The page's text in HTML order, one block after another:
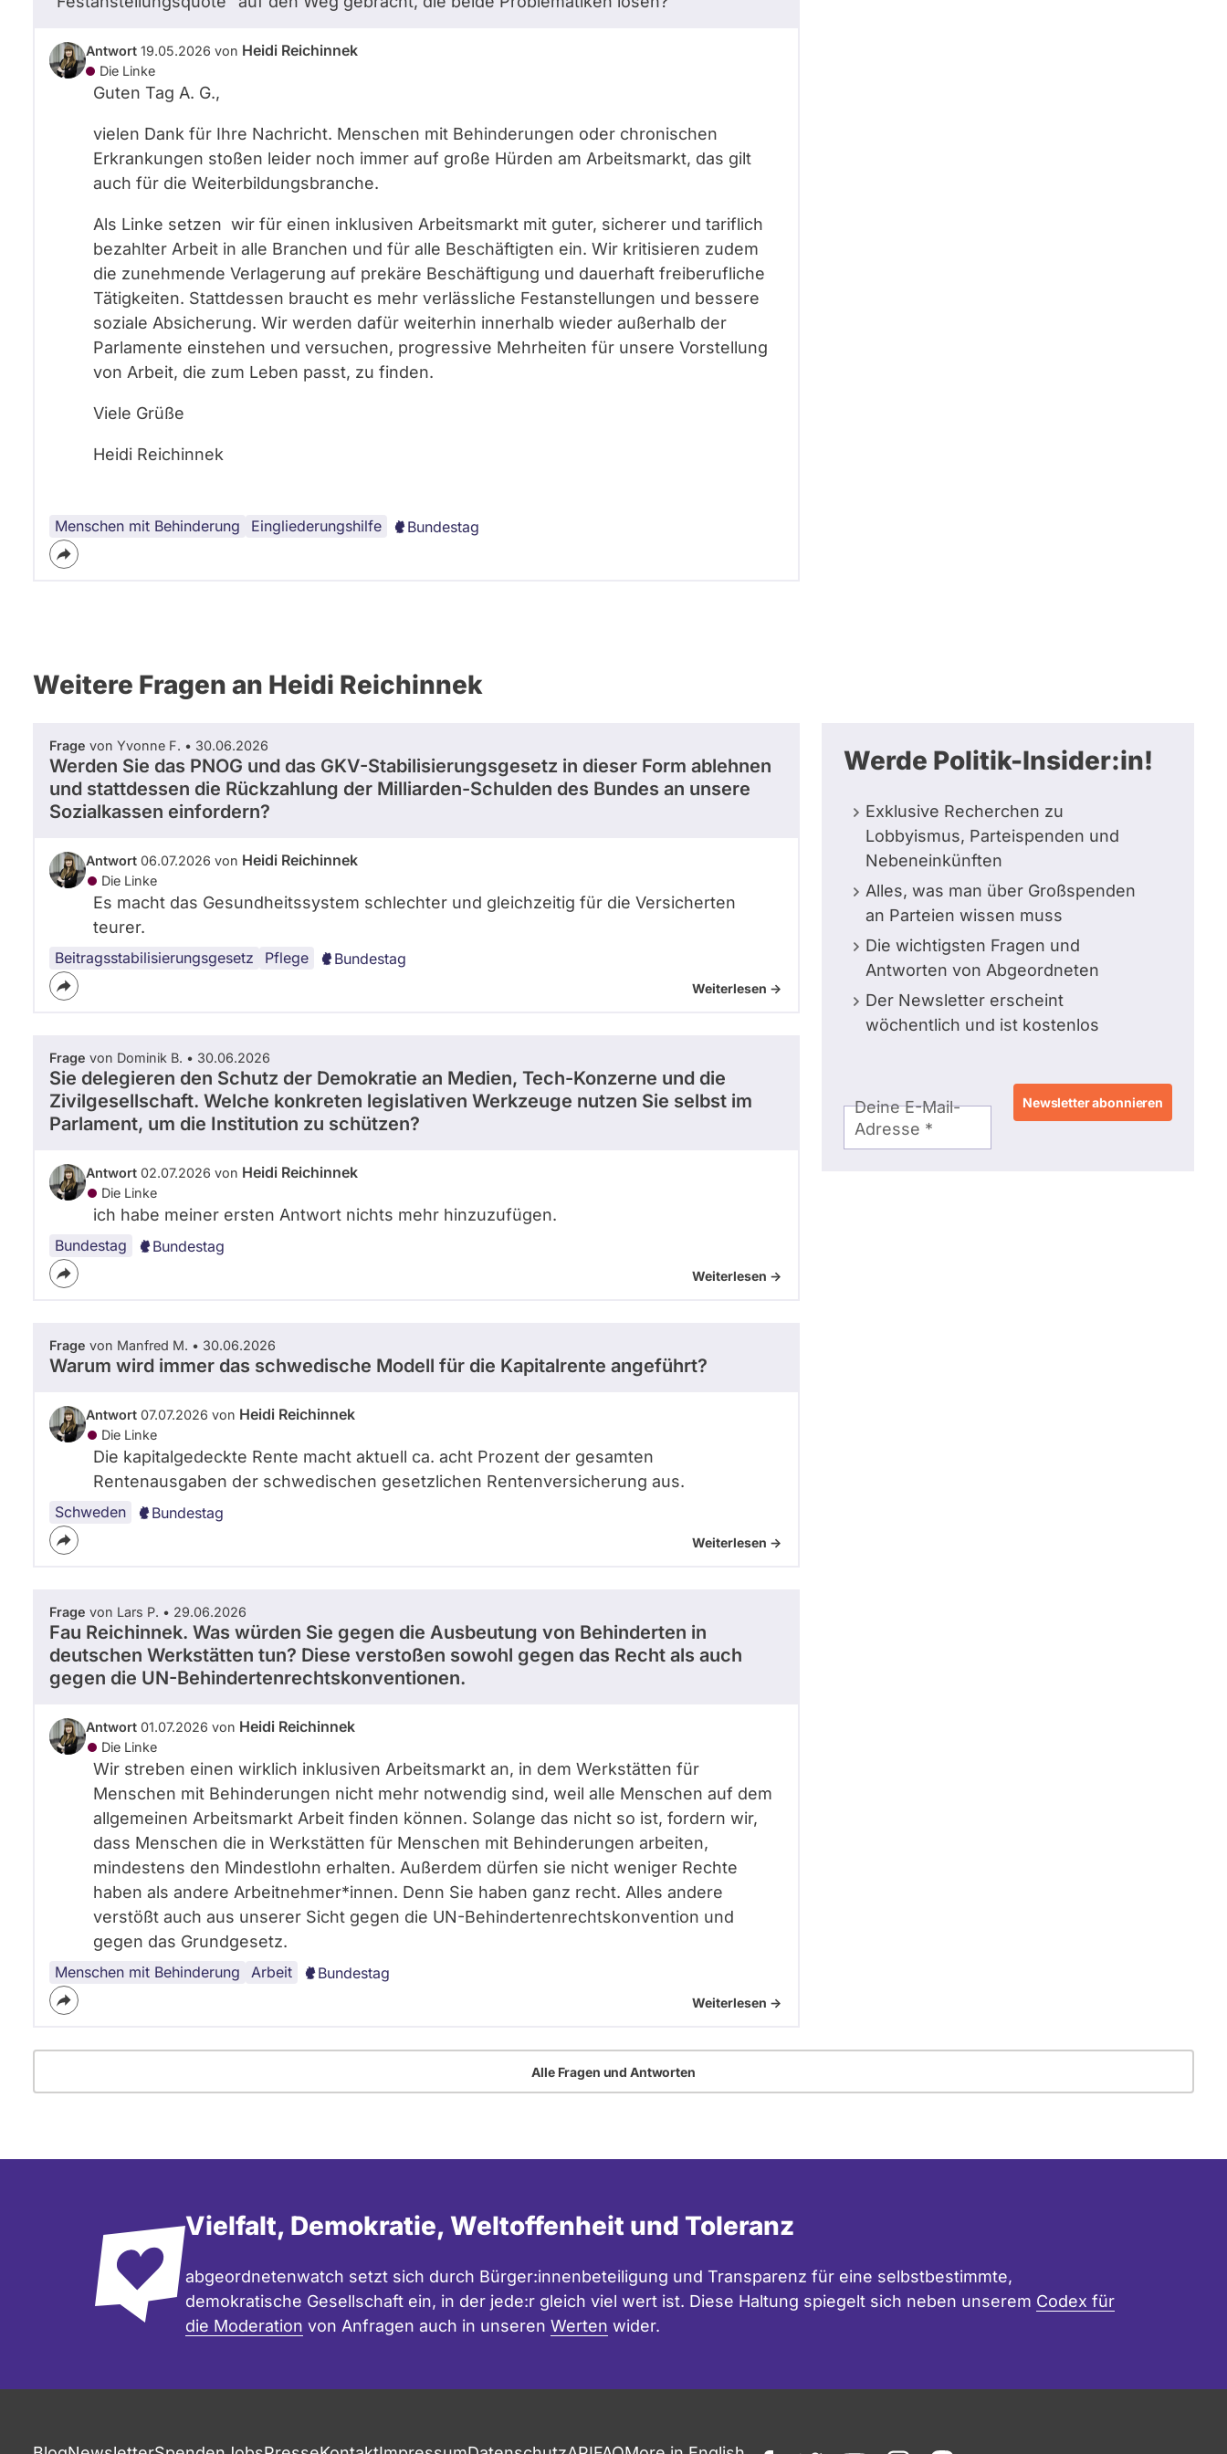
Antwort 19.05.2026 von Heidi Reichinnek
Die Linke
Guten Tag A. G.,
vielen Dank für Ihre Nachricht. Menschen mit Behinderungen oder chronischen
Erkrankungen stoßen leider noch immer auf große Hürden am Arbeitsmarkt, das gilt
auch für die Weiterbildungsbranche.
Als Linke setzen wir für einen inklusiven Arbeitsmarkt mit guter, sicherer und tariflich
bezahlter Arbeit in alle Branchen und für alle Beschäftigten ein. Wir kritisieren zudem
die zunehmende Verlagerung auf prekäre Beschäftigung und dauerhaft freiberufliche
Tätigkeiten. Stattdessen braucht es mehr verlässliche Festanstellungen und bessere
soziale Absicherung. Wir werden dafür weiterhin innerhalb wieder außerhalb der
Parlamente einstehen und versuchen, progressive Mehrheiten für unsere Vorstellung
von Arbeit, die zum Leben passt, zu finden.
Viele Grüße
Heidi Reichinnek
Menschen mit Behinderung Eingliederungshilfe Bundestag
Weitere Fragen an Heidi Reichinnek
Frage von Yvonne F. • 30.06.2026
Werden Sie das PNOG und das GKV-Stabilisierungsgesetz in dieser Form ablehnen
und stattdessen die Rückzahlung der Milliarden-Schulden des Bundes an unsere
Sozialkassen einfordern?
Antwort 06.07.2026 von Heidi Reichinnek
Die Linke
Es macht das Gesundheitssystem schlechter und gleichzeitig für die Versicherten
teurer.
Beitragsstabilisierungsgesetz Pflege Bundestag
Weiterlesen ->
Frage von Dominik B. • 30.06.2026
Sie delegieren den Schutz der Demokratie an Medien, Tech-Konzerne und die
Zivilgesellschaft. Welche konkreten legislativen Werkzeuge nutzen Sie selbst im
Parlament, um die Institution zu schützen?
Antwort 02.07.2026 von Heidi Reichinnek
Die Linke
ich habe meiner ersten Antwort nichts mehr hinzuzufügen.
Bundestag Bundestag
Weiterlesen ->
Frage von Manfred M. • 30.06.2026
Warum wird immer das schwedische Modell für die Kapitalrente angeführt?
Antwort 07.07.2026 von Heidi Reichinnek
Die Linke
Die kapitalgedeckte Rente macht aktuell ca. acht Prozent der gesamten
Rentenausgaben der schwedischen gesetzlichen Rentenversicherung aus.
Schweden Bundestag
Weiterlesen ->
Frage von Lars P. • 29.06.2026
Fau Reichinnek. Was würden Sie gegen die Ausbeutung von Behinderten in
deutschen Werkstätten tun? Diese verstoßen sowohl gegen das Recht als auch
gegen die UN-Behindertenrechtskonventionen.
Antwort 01.07.2026 von Heidi Reichinnek
Die Linke
Wir streben einen wirklich inklusiven Arbeitsmarkt an, in dem Werkstätten für
Menschen mit Behinderungen nicht mehr notwendig sind, weil alle Menschen auf dem
allgemeinen Arbeitsmarkt Arbeit finden können. Solange das nicht so ist, fordern wir,
dass Menschen die in Werkstätten für Menschen mit Behinderungen arbeiten,
mindestens den Mindestlohn erhalten. Außerdem dürfen sie nicht weniger Rechte
haben als andere Arbeitnehmer*innen. Denn Sie haben ganz recht. Alles andere
verstößt auch aus unserer Sicht gegen die UN-Behindertenrechtskonvention und
gegen das Grundgesetz.
Menschen mit Behinderung Arbeit Bundestag
Weiterlesen ->
Werde Politik-Insider:in!
Exklusive Recherchen zu
Lobbyismus, Parteispenden und
Nebeneinkünften
Alles, was man über Großspenden
an Parteien wissen muss
Die wichtigsten Fragen und
Antworten von Abgeordneten
Der Newsletter erscheint
wöchentlich und ist kostenlos
Mail-
Adresse
Deine E-Mail-
Adresse
Alle Fragen und Antworten
Vielfalt, Demokratie, Weltoffenheit und Toleranz
abgeordnetenwatch setzt sich durch Bürger:innenbeteiligung und Transparenz für eine selbstbestimmte,
demokratische Gesellschaft ein, in der jede:r gleich viel wert ist. Diese Haltung spiegelt sich neben unserem Codex für
die Moderation von Anfragen auch in unseren Werten wider.